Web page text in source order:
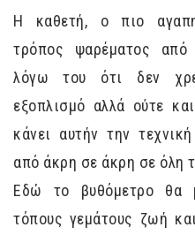
Η καθετή, ο πιο
τρόπος ψαρέματος
λόγω του ότι δεν
εξοπλισμό αλλά ούτε
κάνει αυτήν την
από άκρη σε άκρη σε όλη
Εδώ το βυθόμετρο θα
τόπους γεμάτους ζωή